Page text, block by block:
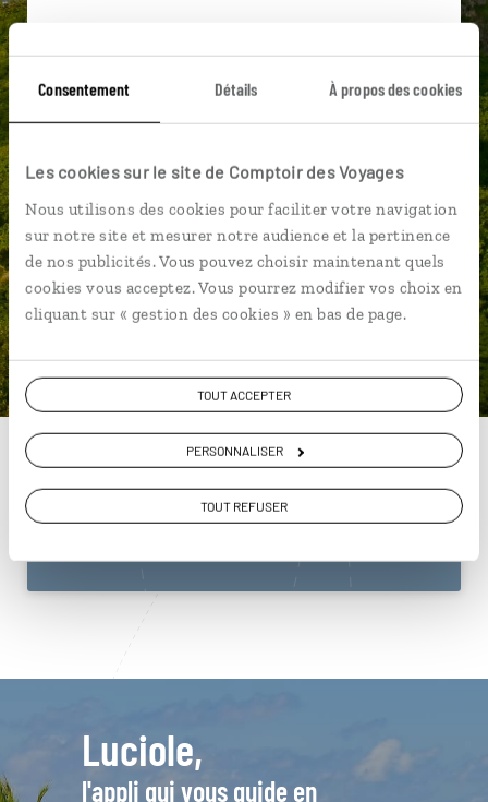
Consentement Détails À propos des cookies
Les cookies sur le site de Comptoir des Voyages
Nous utilisons des cookies pour faciliter votre navigation
sur notre site et mesurer notre audience et la pertinence
de nos publicités. Vous pouvez choisir maintenant quels
cookies vous acceptez. Vous pourrez modifier vos choix en
cliquant sur « gestion des cookies » en bas de page.
TOUT ACCEPTER
PERSONNALISER
TOUT REFUSER
près de vos envies et de la réalité du pays.
Échangez en face à face ou depuis nos studios
connectés en agence, mais aussi par email ou
Vous gardez le même interlocuteur avant,
pendant et après votre voyage.
ou
Construisez votre voyage avec un spécialiste
Polynésie
01 86 95 65 50
Luciole,
l'appli qui vous guide en